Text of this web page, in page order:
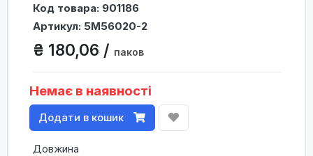
Код товара: 901186
Артикул: 5M56020-2
₴ 180,06 / паков
Немає в наявності
Додати в кошик
Довжина